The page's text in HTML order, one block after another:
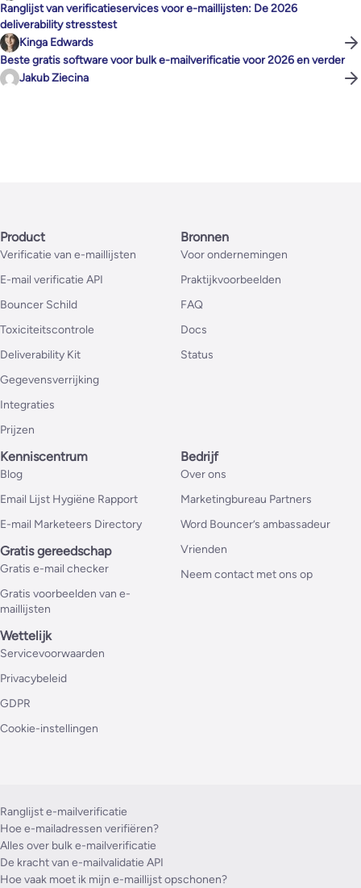
Ranglijst van verificatieservices voor e-maillijsten: De 2026
deliverability stresstest
Kinga Edwards
Beste gratis software voor bulk e-mailverificatie voor 2026 en verder
Jakub Ziecina
Product
Verificatie van e-maillijsten
E-mail verificatie API
Bouncer Schild
Toxiciteitscontrole
Deliverability Kit
Gegevensverrijking
Integraties
Prijzen
Bronnen
Voor ondernemingen
Praktijkvoorbeelden
FAQ
Docs
Status
Kenniscentrum
Blog
Email Lijst Hygiëne Rapport
E-mail Marketeers Directory
Gratis gereedschap
Gratis e-mail checker
Gratis voorbeelden van e-
maillijsten
Bedrijf
Over ons
Marketingbureau Partners
Word Bouncer’s ambassadeur
Vrienden
Neem contact met ons op
Wettelijk
Servicevoorwaarden
Privacybeleid
GDPR
Cookie-instellingen
Ranglijst e-mailverificatie
Hoe e-mailadressen verifiëren?
Alles over bulk e-mailverificatie
De kracht van e-mailvalidatie API
Hoe vaak moet ik mijn e-maillijst opschonen?